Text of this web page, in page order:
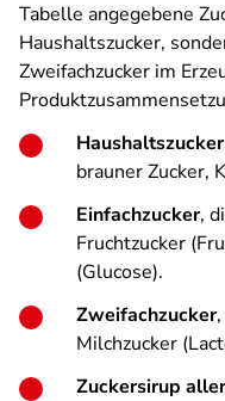
Tabelle angegebene
Haushaltszucker,
Zweifachzucker im
brauner Zucker,
Einfachzucker,
Fruchtzucker
(Glucose).
Zweifachzucker
Milchzucker
Zuckersirup